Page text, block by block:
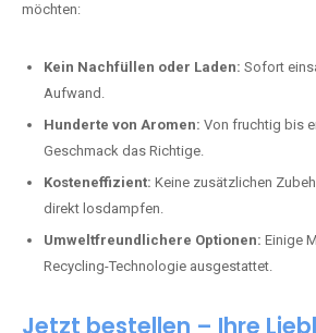
möchten:
Kein Nachfüllen oder Laden: Sofort
Aufwand.
Hunderte von Aromen: Von fruchtig bis
Geschmack das Richtige.
Kosteneffizient: Keine zusätzlichen
direkt losdampfen.
Umweltfreundlichere Optionen: Einige
Recycling-Technologie ausgestattet.
Jetzt bestellen – Ihre